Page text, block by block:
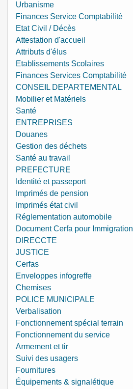
Urbanisme
Finances Service Comptabilité
Etat Civil / Décès
Attestation d'accueil
Attributs d'élus
Etablissements Scolaires
Finances Services Comptabilité
CONSEIL DEPARTEMENTAL
Mobilier et Matériels
Santé
ENTREPRISES
Douanes
Gestion des déchets
Santé au travail
PREFECTURE
Identité et passeport
Imprimés de pension
Imprimés état civil
Réglementation automobile
Document Cerfa pour Immigration
DIRECCTE
JUSTICE
Cerfas
Enveloppes infogreffe
Chemises
POLICE MUNICIPALE
Verbalisation
Fonctionnement spécial terrain
Fonctionnement du service
Armement et tir
Suivi des usagers
Fournitures
Équipements & signalétique